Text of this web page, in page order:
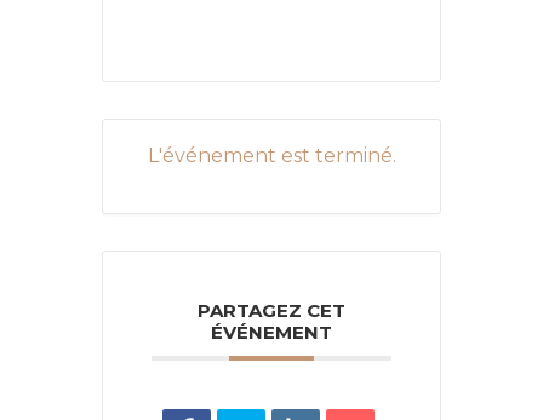
L'événement est terminé.
PARTAGEZ CET
ÉVÉNEMENT